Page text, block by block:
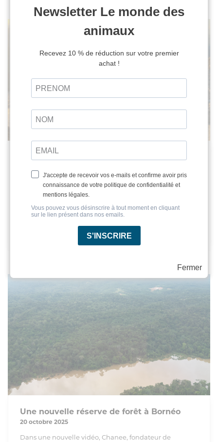
La disparition annoncée des glaciers
6 novembre 2025
Les 11 et 12 octobre 2025, les mesures au glacier d’Ossoue
révélé une fonte estivale...
Une nouvelle réserve de forêt à Bornéo
20 octobre 2025
Dans une nouvelle vidéo, Chanee, fondateur de
Fermer